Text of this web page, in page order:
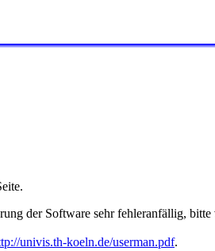
der Software sehr fehleranfällig,
univis.th-koeln.de/userman.pdf.